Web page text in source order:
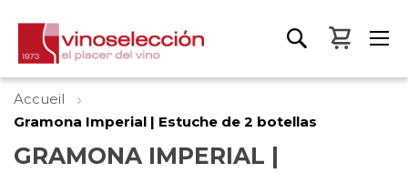
Mon
Accueil
Gramona Imperial | Estuche de 2 botellas
GRAMONA IMPERIAL |